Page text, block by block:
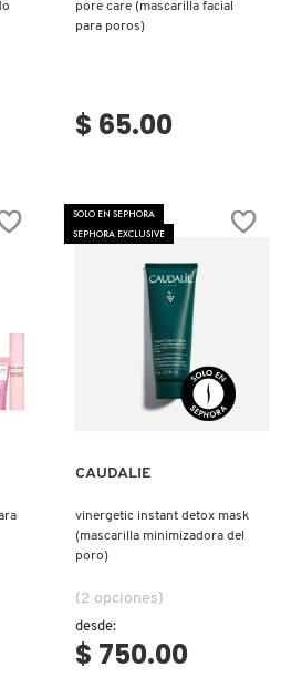
pore care (mascarilla facial
para poros)
$ 65.00
SOLO EN SEPHORA
SEPHORA EXCLUSIVE
Ver más
CAUDALIE
vinergetic instant detox mask
(mascarilla minimizadora del
poro)
(2 opciones)
desde:
$ 750.00